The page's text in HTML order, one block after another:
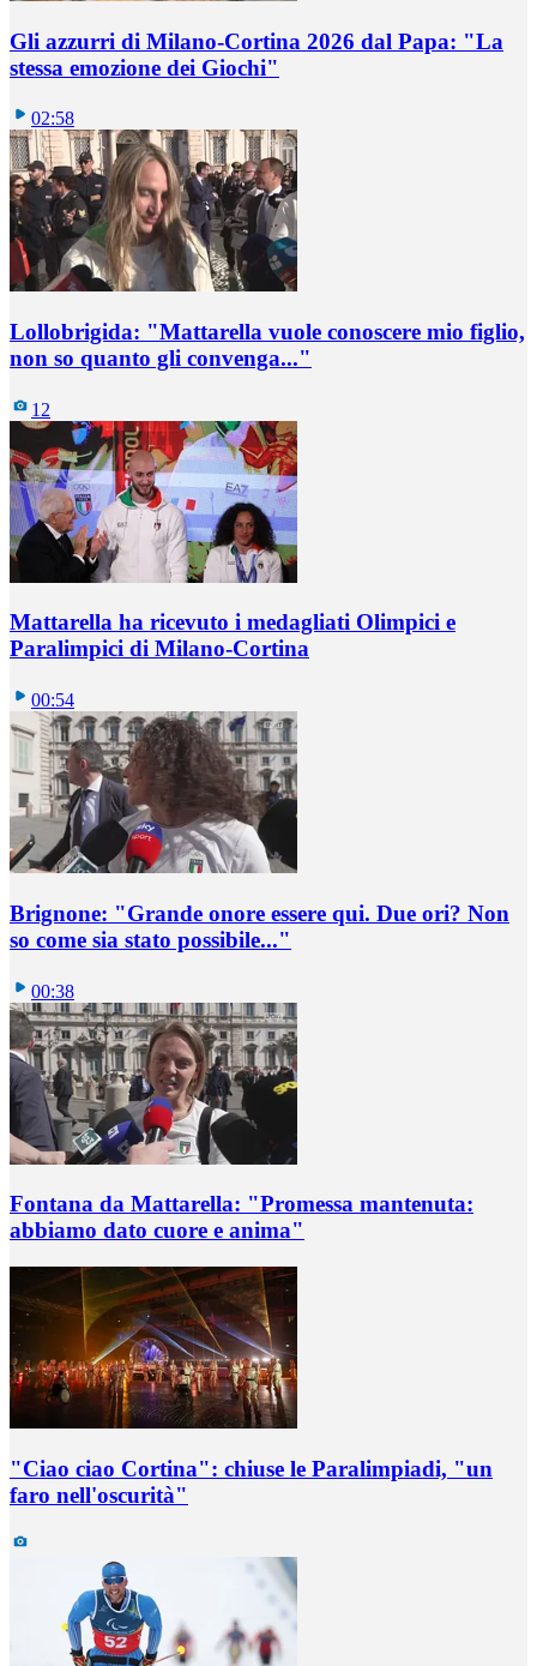
Gli azzurri di Milano-Cortina 2026 dal Papa: "La
stessa emozione dei Giochi"
02:58
Lollobrigida: "Mattarella vuole conoscere mio figlio,
non so quanto gli convenga..."
12
Mattarella ha ricevuto i medagliati Olimpici e
Paralimpici di Milano-Cortina
00:54
Brignone: "Grande onore essere qui. Due ori? Non
so come sia stato possibile..."
00:38
Fontana da Mattarella: "Promessa mantenuta:
abbiamo dato cuore e anima"
"Ciao ciao Cortina": chiuse le Paralimpiadi, "un
faro nell'oscurità"